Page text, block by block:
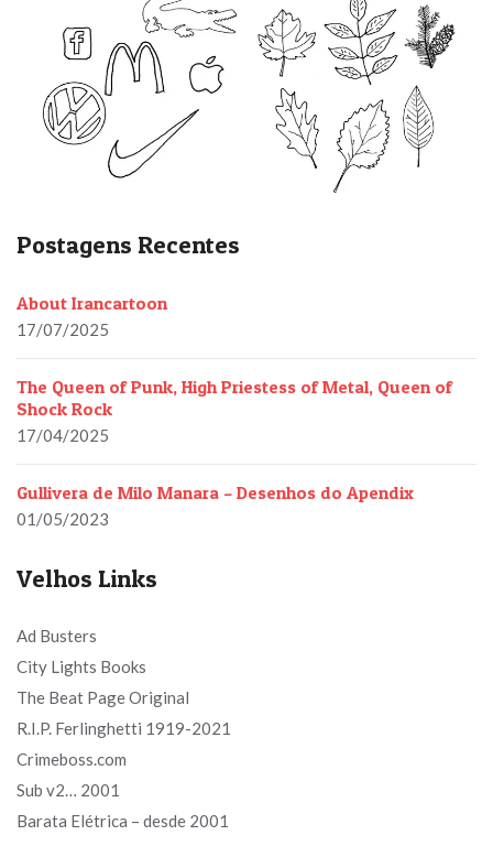
Postagens Recentes
About Irancartoon
17/07/2025
The Queen of Punk, High Priestess of Metal, Queen of
Shock Rock
17/04/2025
Gullivera de Milo Manara – Desenhos do Apendix
01/05/2023
Velhos Links
Ad Busters
City Lights Books
The Beat Page Original
R.I.P. Ferlinghetti 1919-2021
Crimeboss.com
Sub v2… 2001
Barata Elétrica – desde 2001